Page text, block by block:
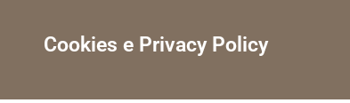
Cookies e Privacy Policy